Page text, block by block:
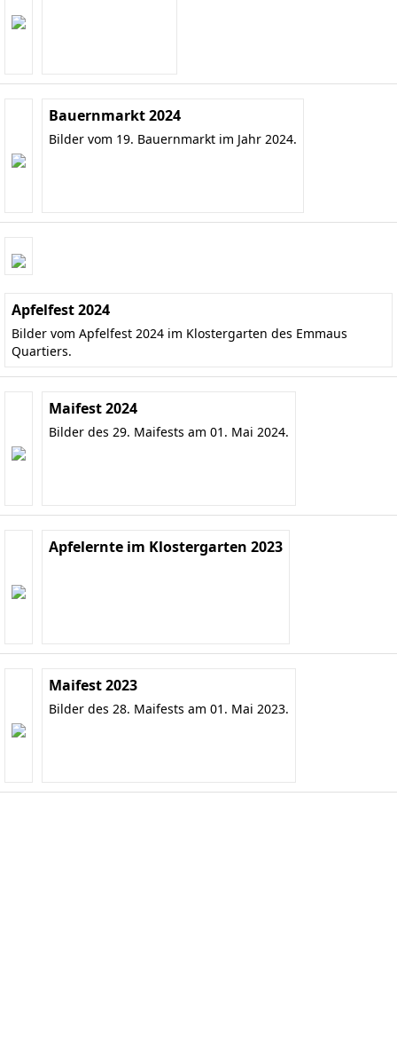
Bauernmarkt 2024
Bilder vom 19. Bauernmarkt im Jahr 2024.
Apfelfest 2024
Bilder vom Apfelfest 2024 im Klostergarten des Emmaus
Quartiers.
Maifest 2024
Bilder des 29. Maifests am 01. Mai 2024.
Apfelernte im Klostergarten 2023
Maifest 2023
Bilder des 28. Maifests am 01. Mai 2023.